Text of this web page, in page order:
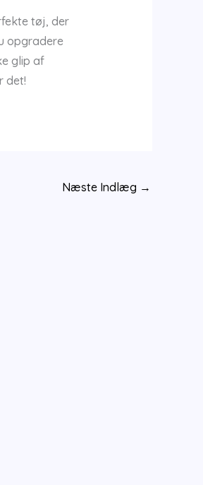
tøj, der
opgradere
glip af
det!
Næste Indlæg →